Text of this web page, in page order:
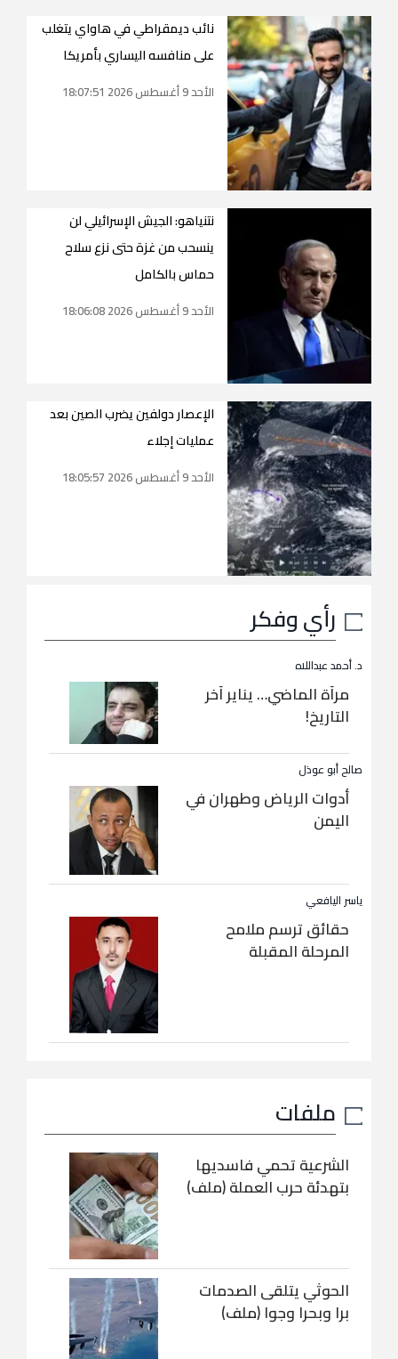
نائب ديمقراطي في هاواي يتغلب
على منافسه اليساري بأمريكا
الأحد 9 أغسطس 2026 18:07:51
نتنياهو: الجيش الإسرائيلي لن
ينسحب من غزة حتى نزع سلاح
حماس بالكامل
الأحد 9 أغسطس 2026 18:06:08
الإعصار دولفين يضرب الصين بعد
عمليات إجلاء
الأحد 9 أغسطس 2026 18:05:57
رأي وفكر
د. أحمد عبداللاه
مرآة الماضي… يناير آخر
التاريخ!
صالح أبو عوذل
أدوات الرياض وطهران في
اليمن
ياسر اليافعي
حقائق ترسم ملامح
المرحلة المقبلة
ملفات
الشرعية تحمي فاسديها
بتهدئة حرب العملة (ملف)
الحوثي يتلقى الصدمات
برا وبحرا وجوا (ملف)